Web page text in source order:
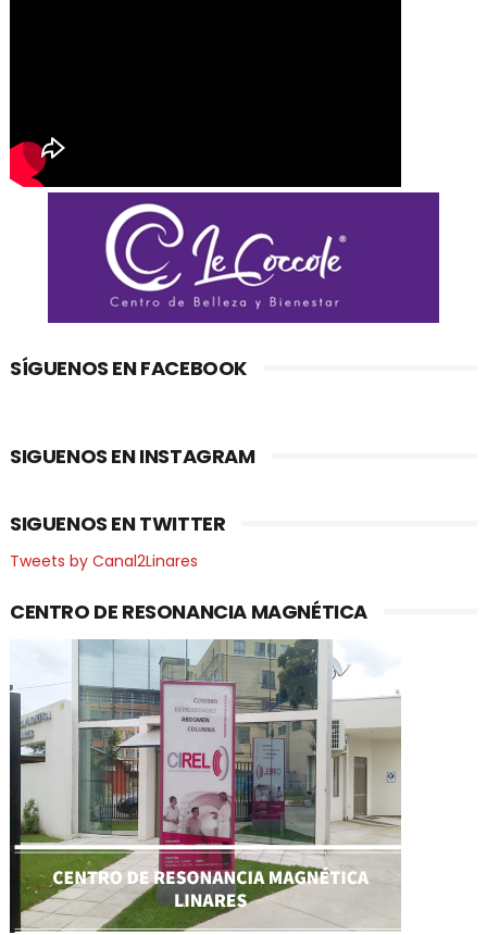
SÍGUENOS EN FACEBOOK
SIGUENOS EN INSTAGRAM
SIGUENOS EN TWITTER
Tweets by Canal2Linares
CENTRO DE RESONANCIA MAGNÉTICA